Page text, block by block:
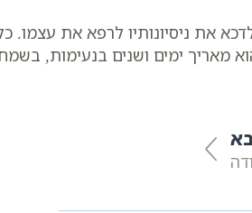
את ניסיונותיו לרפא את עצמו.
מאריך ימים ושנים בנעימות,